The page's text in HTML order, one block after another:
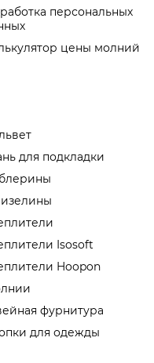
персональных
цены молний
для подкладки
Isosoft
Hoopon
фурнитура
для одежды